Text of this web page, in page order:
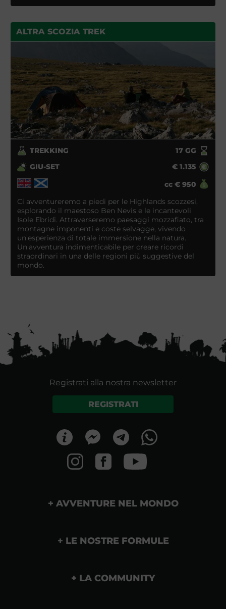
ALTRA SCOZIA TREK
TREKKING 17GG
GIU-SET
€ 1.135
cc € 950
Ci avventureremo a piedi per le Highlands scozzesi,
esplorando il maestoso Ben Nevis e le incantevoli
Isole Ebridi. Attraverseremo paesaggi mozzafiato, tra
montagne imponenti e coste selvagge, vivendo
un'esperienza di totale immersione nella natura.
Un'avventura indimenticabile per creare ricordi
straordinari in una delle regioni più suggestive del
mondo.
Registrati alla nostra newsletter
REGISTRATI
AVVENTURE NEL MONDO
LE NOSTRE FORMULE
LA COMMUNITY